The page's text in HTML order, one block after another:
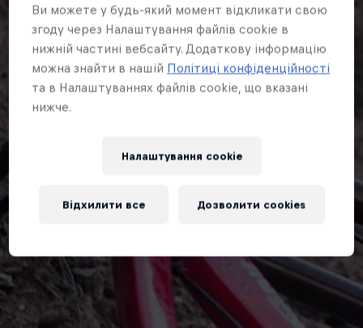
Ви можете у будь-який момент відкликати свою
згоду через Налаштування файлів cookie в
нижній частині вебсайту. Додаткову інформацію
можна знайти в нашій Політиці конфіденційності
та в Налаштуваннях файлів cookie, що вказані
нижче.
Налаштування cookie
Відхилити все Дозволити cookies